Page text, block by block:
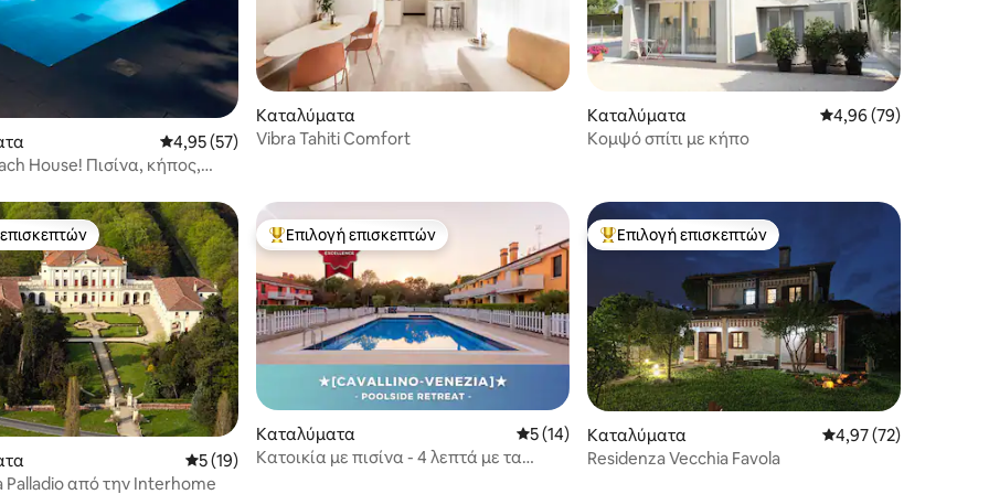
5, 12 κριτικές
Μέση βαθμολογία: 4,95 στα 5, 57 κριτικές
4,95 (57)
House! Πισίνα, κήπος,
Καταλύματα
Vibra Tahiti Comfort
Καταλύματα Μέση βαθμολογία:
4,96 (79)
Κομψό σπίτι με κήπο
στα 5, 4 κριτικές
Μέση βαθμολογία: 5 στα 5, 19 κριτικές
5 (19)
Palladio από την Interhome
Κορυφαία επιλογή επισκεπτών
Επιλογή επισκεπτών
Καταλύματα Μέση βαθμολογία: 5 στα 5, 14 κριτικές
5 (14)
Κατοικία με πισίνα - 4 λεπτά με τα
Κορυφαία επιλογή επισκεπτών
Επιλογή επισκεπτών
Καταλύματα Μέση βαθμολογία:
4,97 (72)
Residenza Vecchia Favola